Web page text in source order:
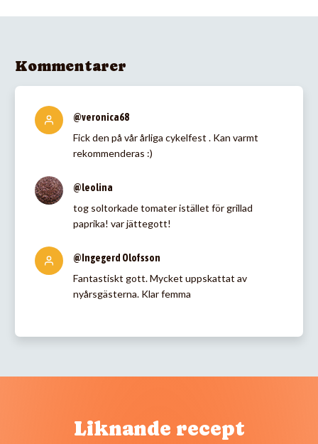
Kommentarer
@veronica68
Fick den på vår årliga cykelfest . Kan varmt
rekommenderas :)
@leolina
tog soltorkade tomater istället för grillad
paprika! var jättegott!
@Ingegerd Olofsson
Fantastiskt gott. Mycket uppskattat av
nyårsgästerna. Klar femma
Liknande recept